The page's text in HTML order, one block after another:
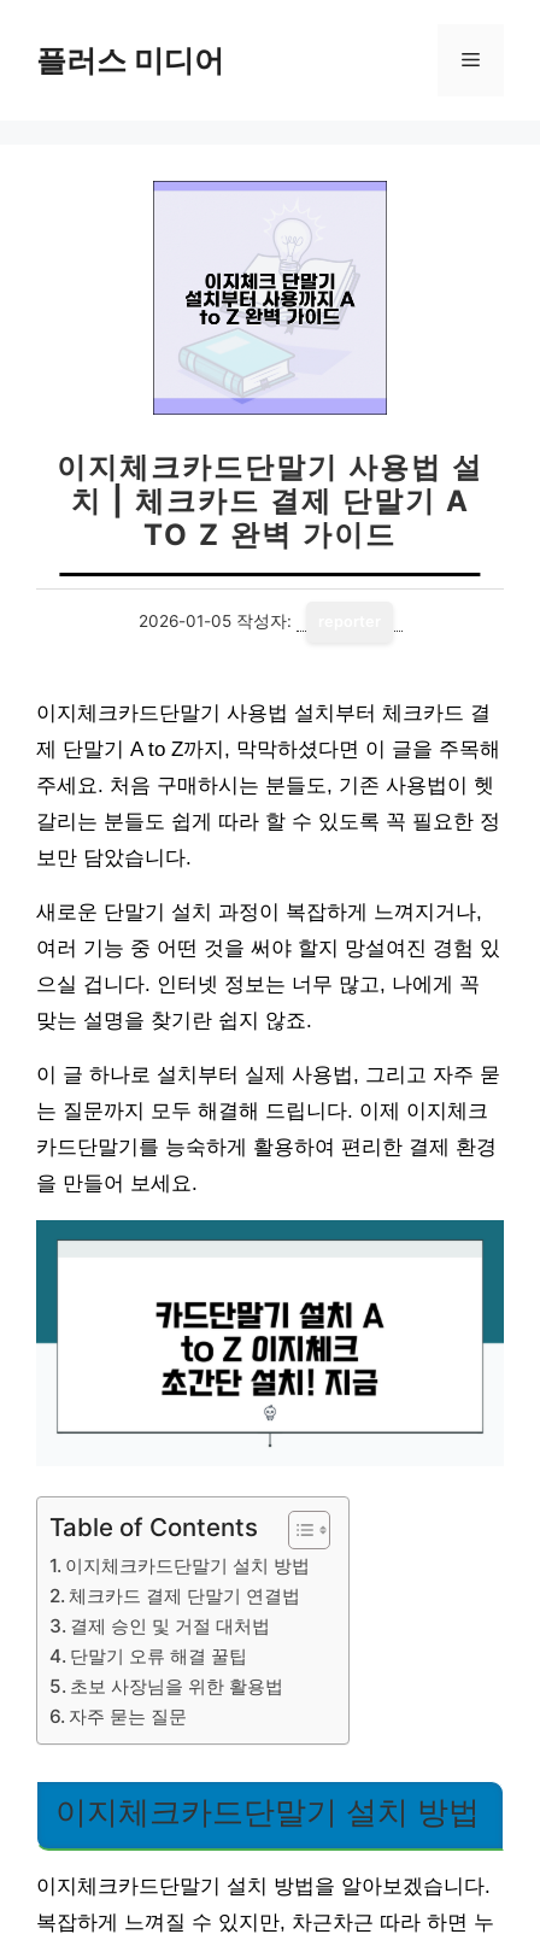
플러스 미디어 메
이지체크카드단말기 사용법 설
치 | 체크카드 결제 단말기 A
TO Z 완벽 가이드
2026-01-05 작성자:
이지체크카드단말기 사용법 설치부터 체크카드 결
제 단말기 A to Z까지, 막막하셨다면 이 글을 주목해
주세요. 처음 구매하시는 분들도, 기존 사용법이 헷
갈리는 분들도 쉽게 따라 할 수 있도록 꼭 필요한 정
보만 담았습니다.
새로운 단말기 설치 과정이 복잡하게 느껴지거나,
여러 기능 중 어떤 것을 써야 할지 망설여진 경험 있
으실 겁니다. 인터넷 정보는 너무 많고, 나에게 꼭
맞는 설명을 찾기란 쉽지 않죠.
이 글 하나로 설치부터 실제 사용법, 그리고 자주 묻
는 질문까지 모두 해결해 드립니다. 이제 이지체크
카드단말기를 능숙하게 활용하여 편리한 결제 환경
을 만들어 보세요.
Table of Contents
이지체크카드단말기 설치 방법
체크카드 결제 단말기 연결법
결제 승인 및 거절 대처법
단말기 오류 해결 꿀팁
초보 사장님을 위한 활용법
자주 묻는 질문
이지체크카드단말기 설치 방법
이지체크카드단말기 설치 방법을 알아보겠습니다.
복잡하게 느껴질 수 있지만, 차근차근 따라 하면 누